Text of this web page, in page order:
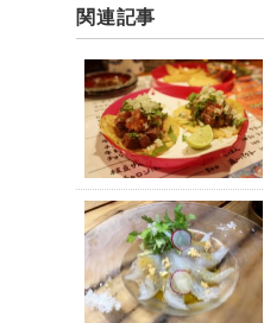
関連記事